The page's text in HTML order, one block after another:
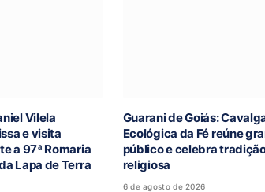
Vilela
e visita
a 97ª Romaria
Lapa de Terra
Guarani de Goiás:
Ecológica da Fé reúne
público e celebra
religiosa
6 de agosto de 2026